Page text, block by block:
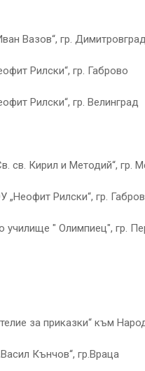
Вазов“, гр. Димитровград
Рилски“, гр. Габрово
Рилски“, гр. Велинград
св. Кирил и Методий“, гр.
„Неофит Рилски“, гр.
училище " Олимпиец", гр.
за приказки“ към
Кънчов‘‘, гр.Враца